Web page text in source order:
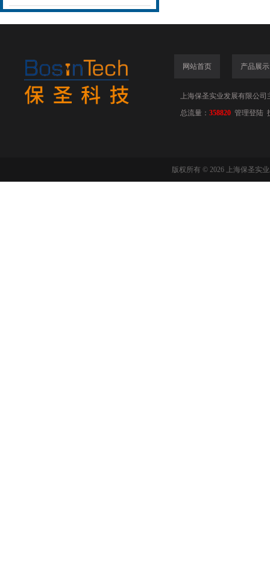
网站首页 产品展示
上海保圣实业发展有限公司
总流量： 358820 管理登陆
版权所有 © 2026 上海保圣实